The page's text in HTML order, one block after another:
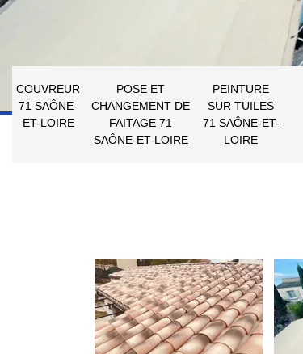
COUVREUR
71 SAÔNE-
ET-LOIRE
POSE ET
CHANGEMENT DE
FAITAGE 71
SAÔNE-ET-LOIRE
PEINTURE
SUR TUILES
71 SAÔNE-ET-
LOIRE